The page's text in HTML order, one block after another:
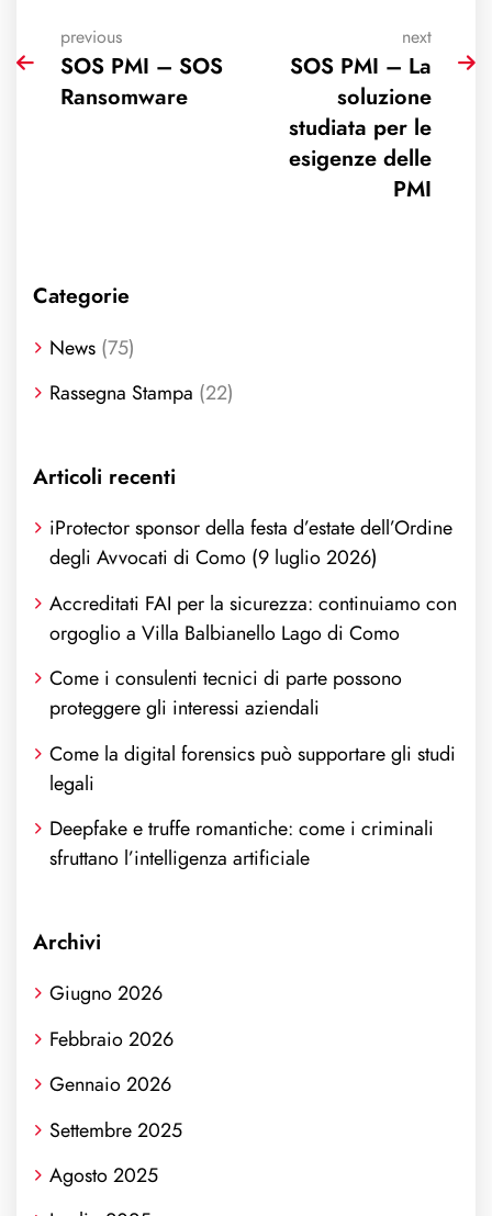
previous
SOS PMI – SOS
Ransomware
next
SOS PMI – La
soluzione
studiata per le
esigenze delle
PMI
Categorie
News (75)
Rassegna Stampa (22)
Articoli recenti
iProtector sponsor della festa d’estate dell’Ordine
degli Avvocati di Como (9 luglio 2026)
Accreditati FAI per la sicurezza: continuiamo con
orgoglio a Villa Balbianello Lago di Como
Come i consulenti tecnici di parte possono
proteggere gli interessi aziendali
Come la digital forensics può supportare gli studi
legali
Deepfake e truffe romantiche: come i criminali
sfruttano l’intelligenza artificiale
Archivi
Giugno 2026
Febbraio 2026
Gennaio 2026
Settembre 2025
Agosto 2025